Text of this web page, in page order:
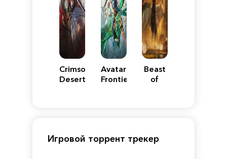
Crimson
Desert
Avatar:
Frontiers
Beast
of
Игровой торрент трекер